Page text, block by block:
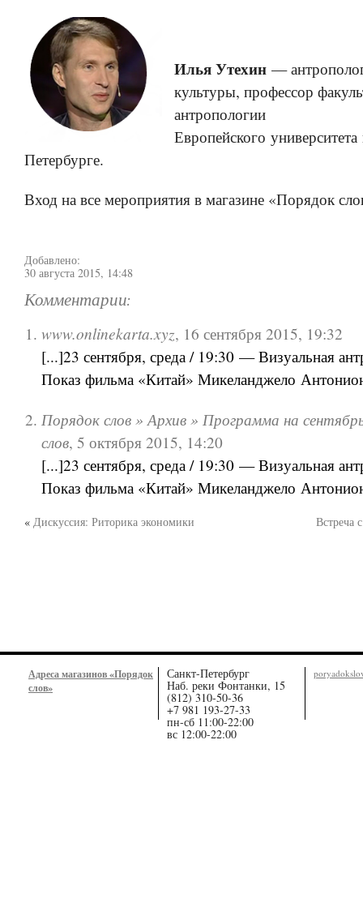
Илья Утехин —
культуры, профессор
антропологии
Европейского
Петербурге.
Вход на все мероприятия в магазине «Порядок
Добавлено:
30 августа 2015, 14:48
Комментарии:
www.onlinekarta.xyz, 16 сентября 2015, 19:32
[...]23 сентября, среда / 19:30 — Визуальная
Показ фильма «Китай» Микеланджело
Порядок слов » Архив » Программа на
слов,5 октября 2015, 14:20
[...]23 сентября, среда / 19:30 — Визуальная
Показ фильма «Китай» Микеланджело
« Дискуссия: Риторика экономики Встреча
Адреса магазинов «Порядок
слов»
Санкт-Петербург
Наб. реки Фонтанки, 15
(812) 310-50-36
+7 981 193-27-33
пн-сб 11:00-22:00
вс 12:00-22:00